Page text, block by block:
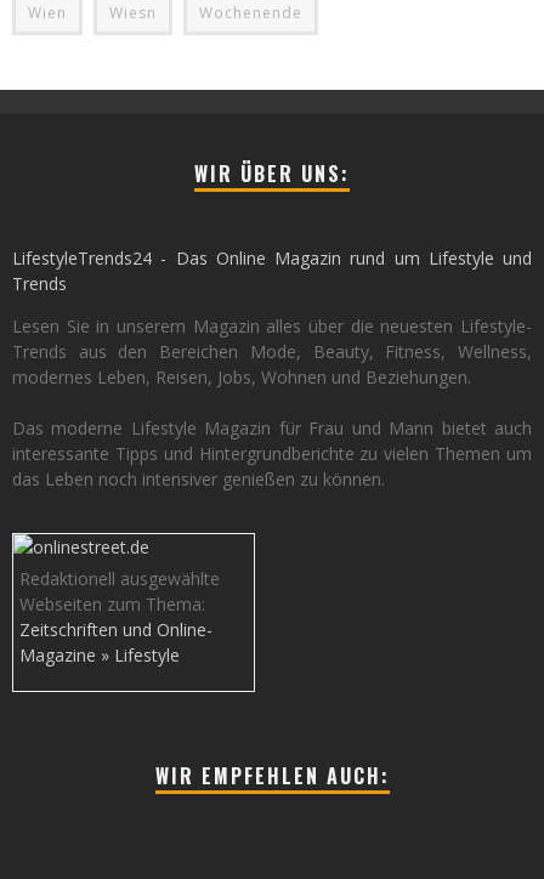
Wien Wiesn Wochenende
WIR ÜBER UNS:
LifestyleTrends24 - Das Online Magazin rund um Lifestyle und
Trends
Lesen Sie in unserem Magazin alles über die neuesten Lifestyle-
Trends aus den Bereichen Mode, Beauty, Fitness, Wellness,
modernes Leben, Reisen, Jobs, Wohnen und Beziehungen.
Das moderne Lifestyle Magazin für Frau und Mann bietet auch
interessante Tipps und Hintergrundberichte zu vielen Themen um
das Leben noch intensiver genießen zu können.
Redaktionell ausgewählte
Webseiten zum Thema:
Zeitschriften und Online-
Magazine » Lifestyle
WIR EMPFEHLEN AUCH: